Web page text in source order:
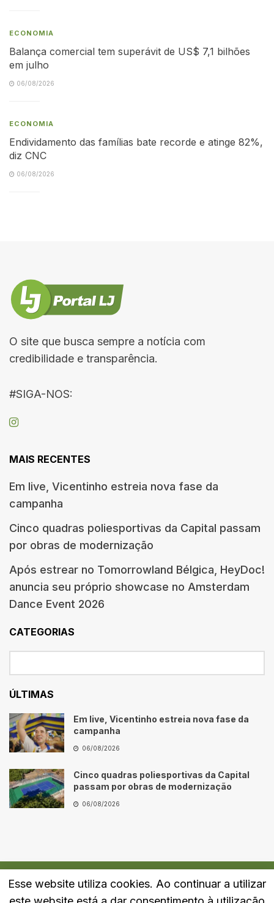
ECONOMIA
Balança comercial tem superávit de US$ 7,1 bilhões
em julho
06/08/2026
ECONOMIA
Endividamento das famílias bate recorde e atinge 82%,
diz CNC
06/08/2026
O site que busca sempre a notícia com
credibilidade e transparência.
#SIGA-NOS:
MAIS RECENTES
Em live, Vicentinho estreia nova fase da
campanha
Cinco quadras poliesportivas da Capital passam
por obras de modernização
Após estrear no Tomorrowland Bélgica, HeyDoc!
anuncia seu próprio showcase no Amsterdam
Dance Event 2026
CATEGORIAS
ÚLTIMAS
Em live, Vicentinho estreia nova fase da
campanha
06/08/2026
Cinco quadras poliesportivas da Capital
passam por obras de modernização
06/08/2026
Quem Somos Fale Conosco Política de Privacidade
Esse website utiliza cookies. Ao continuar a utilizar